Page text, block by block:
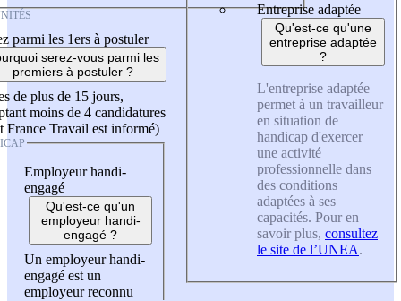
parmi les 1ers à postuler
serez-vous parmi les
premiers à postuler ?
de plus de 15 jours,
moins de 4 candidatures
France Travail est informé)
Employeur handi-
engagé
Qu'est-ce qu'un
employeur handi-
engagé ?
Un employeur handi-
engagé est un
employeur reconnu
Entreprise adaptée
Qu'est-ce qu'une
entreprise adaptée
?
L'entreprise adaptée
permet à un travailleur
en situation de
handicap d'exercer
une activité
professionnelle dans
des conditions
adaptées à ses
capacités. Pour en
savoir plus, consultez
le site de l’UNEA.